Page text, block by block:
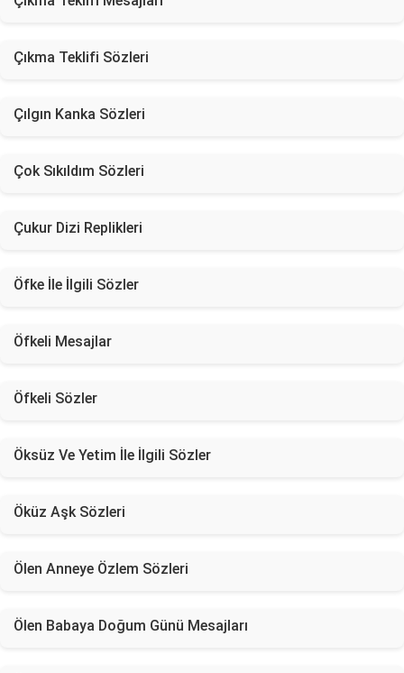
Çıkma Teklifi Sözleri
Çılgın Kanka Sözleri
Çok Sıkıldım Sözleri
Çukur Dizi Replikleri
Öfke İle İlgili Sözler
Öfkeli Mesajlar
Öfkeli Sözler
Öksüz Ve Yetim İle İlgili Sözler
Öküz Aşk Sözleri
Ölen Anneye Özlem Sözleri
Ölen Babaya Doğum Günü Mesajları